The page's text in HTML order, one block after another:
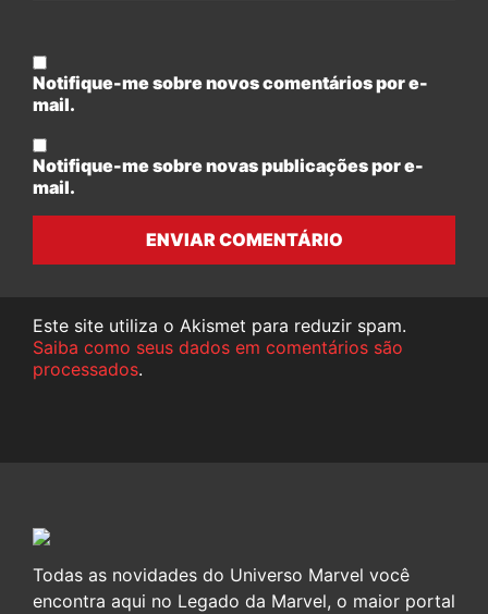
Notifique-me sobre novos comentários por e-
mail.
Notifique-me sobre novas publicações por e-
mail.
ENVIAR COMENTÁRIO
Este site utiliza o Akismet para reduzir spam.
Saiba como seus dados em comentários são
processados.
Todas as novidades do Universo Marvel você
encontra aqui no Legado da Marvel, o maior portal